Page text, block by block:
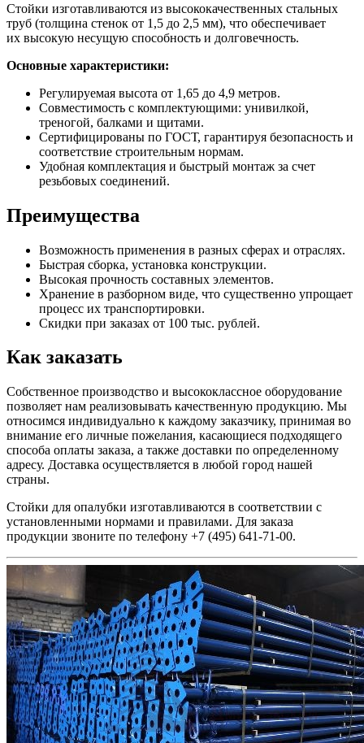
Стойки изготавливаются из высококачественных стальных
труб (толщина стенок от 1,5 до 2,5 мм), что обеспечивает
их высокую несущую способность и долговечность.
Основные характеристики:
Регулируемая высота от 1,65 до 4,9 метров.
Совместимость с комплектующими: унивилкой,
треногой, балками и щитами.
Сертифицированы по ГОСТ, гарантируя безопасность и
соответствие строительным нормам.
Удобная комплектация и быстрый монтаж за счет
резьбовых соединений.
Преимущества
Возможность применения в разных сферах и отраслях.
Быстрая сборка, установка конструкции.
Высокая прочность составных элементов.
Хранение в разборном виде, что существенно упрощает
процесс их транспортировки.
Скидки при заказах от 100 тыс. рублей.
Как заказать
Собственное производство и высококлассное оборудование
позволяет нам реализовывать качественную продукцию. Мы
относимся индивидуально к каждому заказчику, принимая во
внимание его личные пожелания, касающиеся подходящего
способа оплаты заказа, а также доставки по определенному
адресу. Доставка осуществляется в любой город нашей
страны.
Стойки для опалубки изготавливаются в соответствии с
установленными нормами и правилами. Для заказа
продукции звоните по телефону +7 (495) 641-71-00.